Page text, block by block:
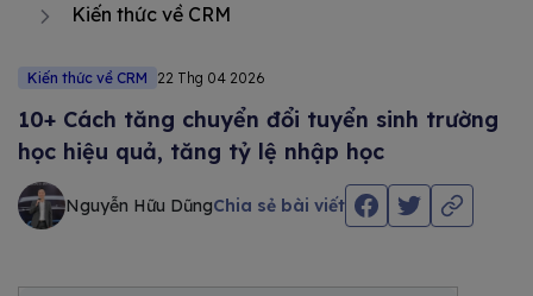
Kiến thức về CRM
Kiến thức về CRM 22 Thg 04 2026
10+ Cách tăng chuyển đổi tuyển sinh trường
học hiệu quả, tăng tỷ lệ nhập học
Nguyễn Hữu DũngChia sẻ bài viết